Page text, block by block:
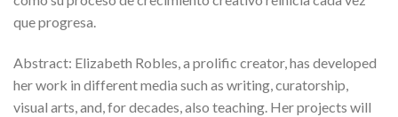
que progresa.
Abstract: Elizabeth Robles, a prolific creator, has developed
her work in different media such as writing, curatorship,
visual arts, and, for decades, also teaching. Her projects will